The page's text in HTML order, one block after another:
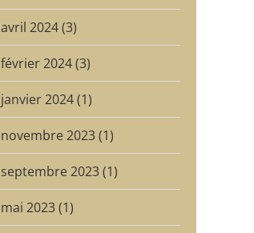
avril 2024 (3)
février 2024 (3)
janvier 2024 (1)
novembre 2023 (1)
septembre 2023 (1)
mai 2023 (1)